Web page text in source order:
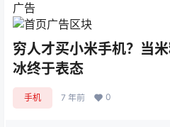
广告
穷人才买小米手机？当
冰终于表态
手机 7 年前 0